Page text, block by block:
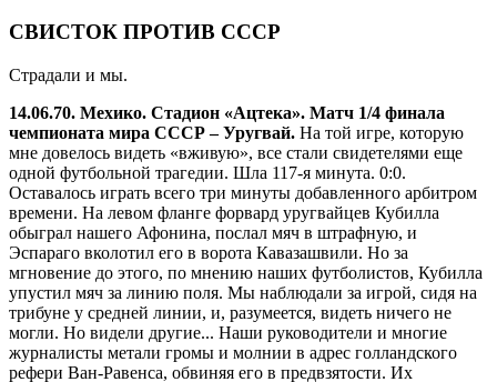
СВИСТОК ПРОТИВ СССР
Страдали и мы.
14.06.70. Мехико. Стадион «Ацтека». Матч 1/4 финала
чемпионата мира СССР – Уругвай. На той игре, которую
мне довелось видеть «вживую», все стали свидетелями еще
одной футбольной трагедии. Шла 117-я минута. 0:0.
Оставалось играть всего три минуты добавленного арбитром
времени. На левом фланге форвард уругвайцев Кубилла
обыграл нашего Афонина, послал мяч в штрафную, и
Эспараго вколотил его в ворота Кавазашвили. Но за
мгновение до этого, по мнению наших футболистов, Кубилла
упустил мяч за линию поля. Мы наблюдали за игрой, сидя на
трибуне у средней линии, и, разумеется, видеть ничего не
могли. Но видели другие... Наши руководители и многие
журналисты метали громы и молнии в адрес голландского
рефери Ван-Равенса, обвиняя его в предвзятости. Их